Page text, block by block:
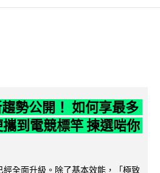
勢公開！ 如何享最多
到電競標竿 揀選啱你
全面升級。除了基本效能，「極致